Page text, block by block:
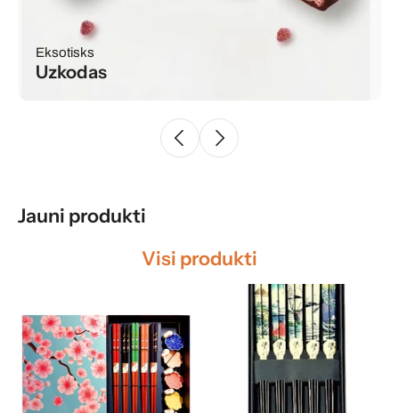
Eksotisks
Uzkodas
Jauni produkti
Visi produkti